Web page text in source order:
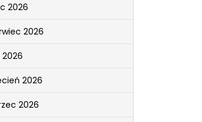
2026
2026
2026
2026